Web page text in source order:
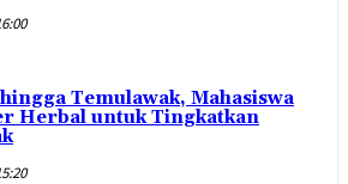
Temulawak, Mahasiswa
Herbal untuk Tingkatkan